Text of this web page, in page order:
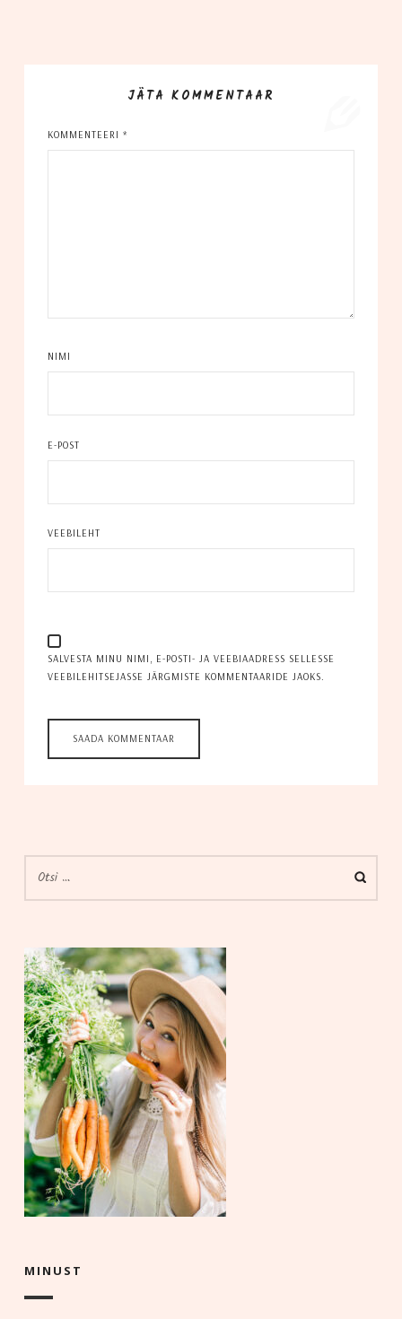
JÄTA KOMMENTAAR
KOMMENTEERI *
NIMI
E-POST
VEEBILEHT
SALVESTA MINU NIMI, E-POSTI- JA VEEBIAADRESS SELLESSE
VEEBILEHITSEJASSE JÄRGMISTE KOMMENTAARIDE JAOKS.
MINUST